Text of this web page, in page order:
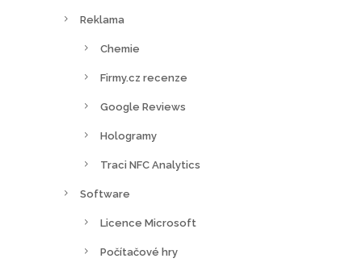
Reklama
Chemie
Firmy.cz recenze
Google Reviews
Hologramy
Traci NFC Analytics
Software
Licence Microsoft
Počítačové hry